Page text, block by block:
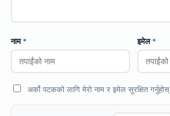
नाम* इमेल*
अर्को पटकको लागि मेरो नाम र इमेल सुरक्षित गर्नुहोस्